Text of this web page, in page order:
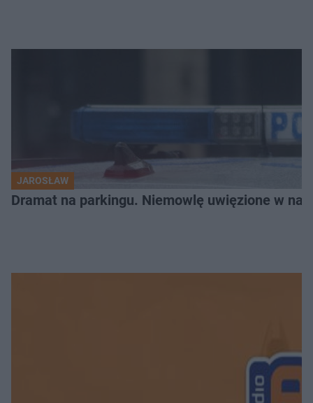
JAROSŁAW
Dramat na parkingu. Niemowlę uwięzione w